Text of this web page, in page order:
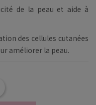
de la peau et aide à
des cellules cutanées
améliorer la peau.